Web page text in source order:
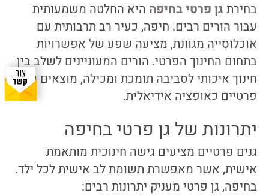
בחירת גן פרטי בחיפה היא החלטה משמעותית
עבור הורים רבים. חיפה, כעיר רב תרבותית עם
אוכלוסייה מגוונת, מציעה שפע של אפשרויות
בתחום החינוך הפרטי. הורים המעוניינים לשלב בין
חינוך איכותי לסביבה תומכת ומכילה, מוצאים גנים
פרטיים כאופציה אידיאלית.
יתרונות של גן פרטי בחיפה
גנים פרטיים מציעים גישה חינוכית מותאמת
אישית, אשר מאפשרת תשומת לב אישית לכל ילד.
בחיפה, גן פרטי מעניק יתרונות רבים: